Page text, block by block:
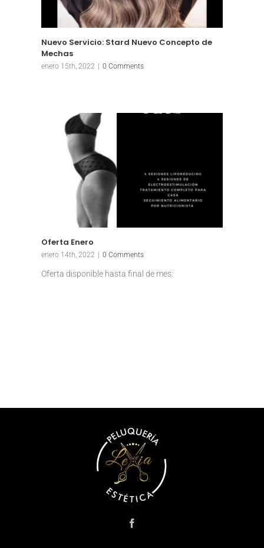
Nuevo Servicio: Stard Nuevo Concepto de
Mechas
enero 15th, 2022 | 0 Comments
Oferta Enero
enero 14th, 2022 0 Comments
Oferta disponible hasta final de mes: